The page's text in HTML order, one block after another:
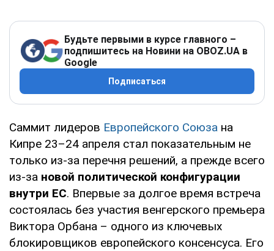
Будьте первыми в курсе главного –
подпишитесь на Новини на OBOZ.UA в
Google
Подписаться
Саммит лидеров Европейского Союза на
Кипре 23–24 апреля стал показательным не
только из-за перечня решений, а прежде всего
из-за новой политической конфигурации
внутри ЕС. Впервые за долгое время встреча
состоялась без участия венгерского премьера
Виктора Орбана – одного из ключевых
блокировщиков европейского консенсуса. Его